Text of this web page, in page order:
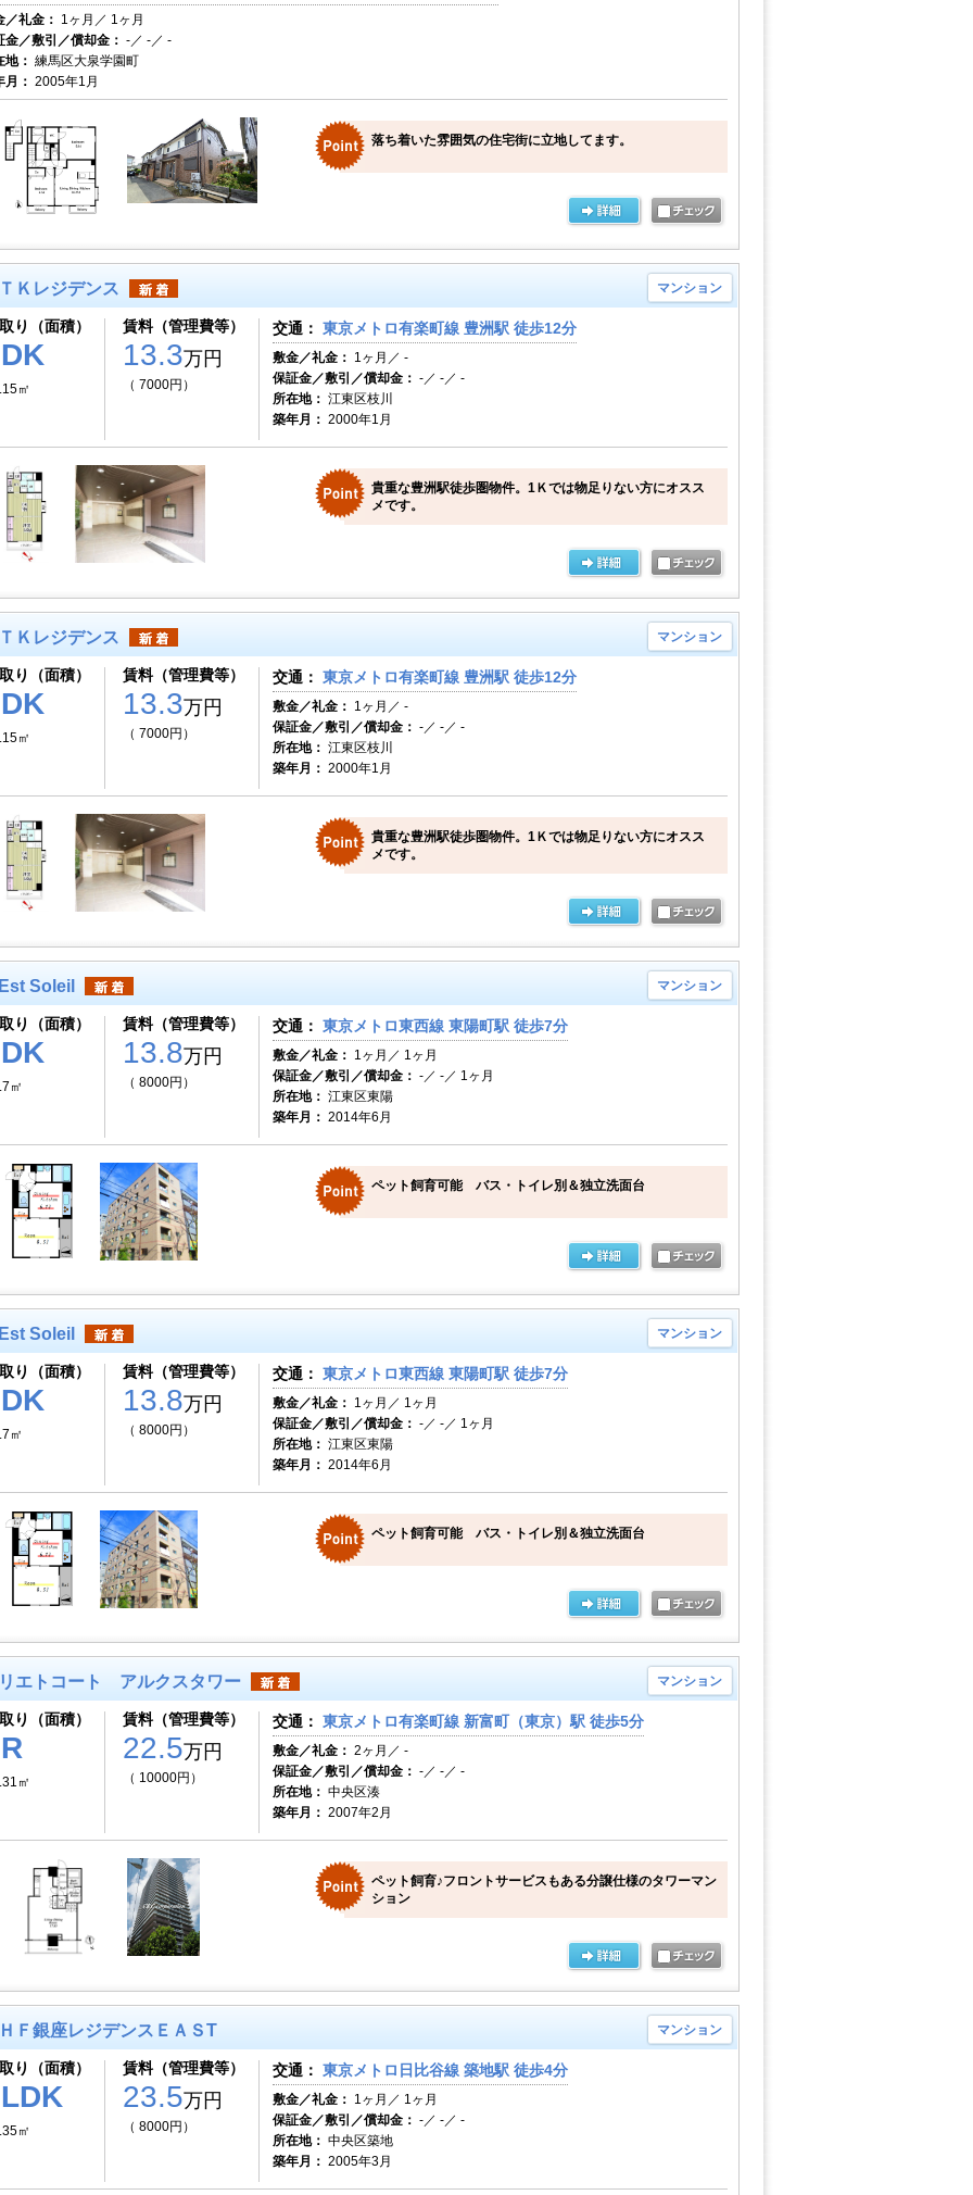
／礼金： 1ヶ月／ 1ヶ月
金／敷引／償却金： -／ -／ -
地： 練馬区大泉学園町
月： 2005年1月
落ち着いた雰囲気の住宅街に立地してます。
Ｋレジデンス マンション
り（面積）
㎡
賃料（管理費等）
13.3万円
（ 7000円）
交通： 東京メトロ有楽町線 豊洲駅 徒歩12分
敷金／礼金： 1ヶ月／ -
保証金／敷引／償却金： -／ -／ -
所在地： 江東区枝川
築年月： 2000年1月
貴重な豊洲駅徒歩圏物件。1Ｋでは物足りない方にオスス
メです。
Ｋレジデンス マンション
り（面積）
㎡
賃料（管理費等）
13.3万円
（ 7000円）
交通： 東京メトロ有楽町線 豊洲駅 徒歩12分
敷金／礼金： 1ヶ月／ -
保証金／敷引／償却金： -／ -／ -
所在地： 江東区枝川
築年月： 2000年1月
貴重な豊洲駅徒歩圏物件。1Ｋでは物足りない方にオスス
メです。
Soleil マンション
り（面積）
㎡
賃料（管理費等）
13.8万円
（ 8000円）
交通： 東京メトロ東西線 東陽町駅 徒歩7分
敷金／礼金： 1ヶ月／ 1ヶ月
保証金／敷引／償却金： -／ -／ 1ヶ月
所在地： 江東区東陽
築年月： 2014年6月
ペット飼育可能 バス・トイレ別＆独立洗面台
Soleil マンション
り（面積）
㎡
賃料（管理費等）
13.8万円
（ 8000円）
交通： 東京メトロ東西線 東陽町駅 徒歩7分
敷金／礼金： 1ヶ月／ 1ヶ月
保証金／敷引／償却金： -／ -／ 1ヶ月
所在地： 江東区東陽
築年月： 2014年6月
ペット飼育可能 バス・トイレ別＆独立洗面台
エトコート アルクスタワー マンション
り（面積）
㎡
賃料（管理費等）
22.5万円
（ 10000円）
交通： 東京メトロ有楽町線 新富町（東京）駅 徒歩5分
敷金／礼金： 2ヶ月／ -
保証金／敷引／償却金： -／ -／ -
所在地： 中央区湊
築年月： 2007年2月
ペット飼育♪フロントサービスもある分譲仕様のタワーマン
ション
Ｆ銀座レジデンスＥＡＳT マンション
り（面積）
㎡
賃料（管理費等）
23.5万円
（ 8000円）
交通： 東京メトロ日比谷線 築地駅 徒歩4分
敷金／礼金： 1ヶ月／ 1ヶ月
保証金／敷引／償却金： -／ -／ -
所在地： 中央区築地
築年月： 2005年3月